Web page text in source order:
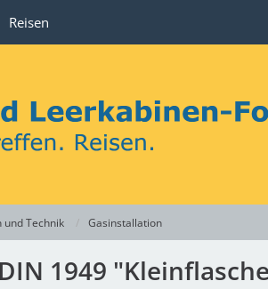
Reisen
und Technik Gasinstallation
1949